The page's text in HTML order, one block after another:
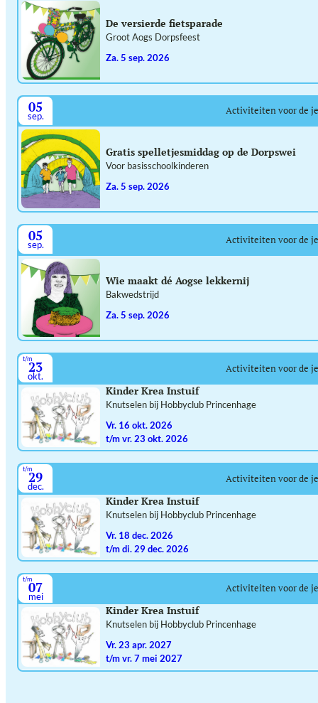
De versierde fietsparade
Groot Aogs Dorpsfeest
za. 5 sep. 2026
05
sep. Activiteiten voor de
Gratis spelletjesmiddag op de Dorpswei
Voor basisschoolkinderen
za. 5 sep. 2026
05
sep. Activiteiten voor de
Wie maakt dé Aogse lekkernij
Bakwedstrijd
za. 5 sep. 2026
t/m
23
okt.
Activiteiten voor de
Kinder Krea Instuif
Knutselen bij Hobbyclub Princenhage
vr. 16 okt. 2026
t/m vr. 23 okt. 2026
t/m
29
dec.
Activiteiten voor de
Kinder Krea Instuif
Knutselen bij Hobbyclub Princenhage
vr. 18 dec. 2026
t/m di. 29 dec. 2026
t/m
07
mei
Activiteiten voor de
Kinder Krea Instuif
Knutselen bij Hobbyclub Princenhage
vr. 23 apr. 2027
t/m vr. 7 mei 2027